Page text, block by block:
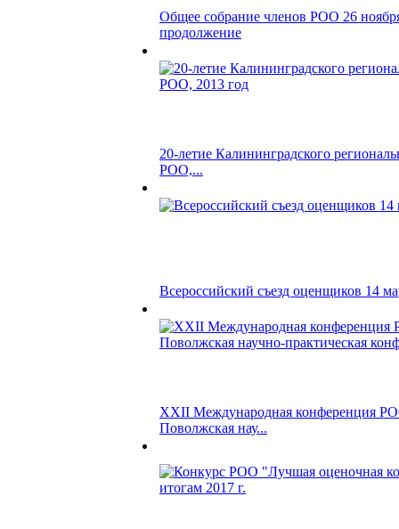
Общее собрание членов РОО 26
продолжение
20-летие Калининградского
РОО,...
Всероссийский съезд оценщиков 14
XXII Международная конференция
Поволжская нау...